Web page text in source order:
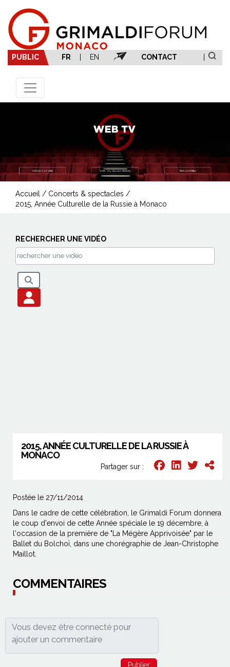
PUBLIC FR EN CONTACT
Accueil / Concerts & spectacles /
2015, Année Culturelle de la Russie à Monaco
RECHERCHER UNE VIDÉO
2015, ANNÉE CULTURELLE DE LA RUSSIE À
MONACO
Partager sur :
Postée le 27/11/2014
Dans le cadre de cette célébration, le Grimaldi Forum donnera
le coup d'envoi de cette Année spéciale le 19 décembre, à
l'occasion de la première de "La Mégère Apprivoisée" par le
Ballet du Bolchoï, dans une chorégraphie de Jean-Christophe
Maillot.
COMMENTAIRES
Publier